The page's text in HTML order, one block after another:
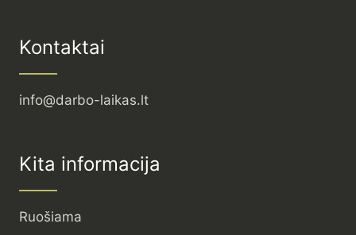
Kontaktai
info@darbo-laikas.lt
Kita informacija
Ruošiama